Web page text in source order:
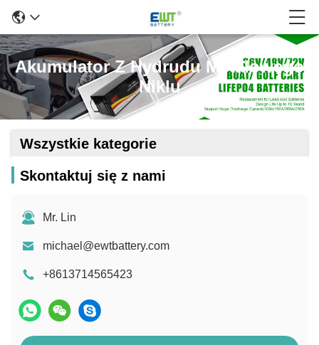
Akumulator Z Hydrudu Metalowego
Niklu
Wszystkie kategorie
Skontaktuj się z nami
Mr. Lin
michael@ewtbattery.com
+8613714565423